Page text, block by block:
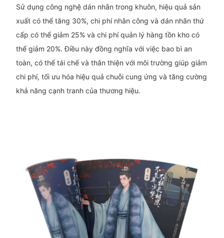
Sử dụng công nghệ dán nhãn trong khuôn, hiệu quả sản
xuất có thể tăng 30%, chi phí nhân công và dán nhãn thứ
cấp có thể giảm 25% và chi phí quản lý hàng tồn kho có
thể giảm 20%. Điều này đồng nghĩa với việc bao bì an
toàn, có thể tái chế và thân thiện với môi trường giúp giảm
chi phí, tối ưu hóa hiệu quả chuỗi cung ứng và tăng cường
khả năng cạnh tranh của thương hiệu.